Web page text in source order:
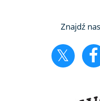
Znajdź